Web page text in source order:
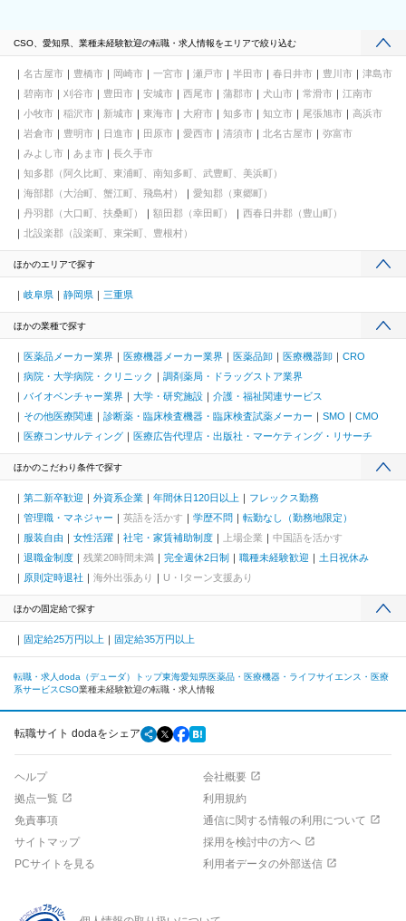
CSO、愛知県、業種未経験歓迎の転職・求人情報をエリアで絞り込む
名古屋市 豊橋市 岡崎市 一宮市 瀬戸市 半田市 春日井市 豊川市
津島市
碧南市
刈谷市 豊田市 安城市 西尾市 蒲郡市 犬山市 常滑市
江南市
小牧市
稲沢市 新城市 東海市 大府市 知多市 知立市 尾張旭市
高浜市
岩倉市
豊明市 日進市 田原市 愛西市 清須市 北名古屋市
弥富市
みよし市
あま市
長久手市
知多郡（阿久比町、東浦町、南知多町、武豊町、美浜町）
海部郡（大治町、蟹江町、飛島村）
愛知郡（東郷町）
丹羽郡（大口町、扶桑町）
額田郡（幸田町）
西春日井郡（豊山町）
北設楽郡（設楽町、東栄町、豊根村）
ほかのエリアで探す
岐阜県 静岡県 三重県
ほかの業種で探す
医薬品メーカー業界 医療機器メーカー業界 医薬品卸 医療機器卸
CRO
病院・大学病院・クリニック
調剤薬局・ドラッグストア業界
バイオベンチャー業界
大学・研究施設
介護・福祉関連サービス
その他医療関連
診断薬・臨床検査機器・臨床検査試薬メーカー SMO
CMO
医療コンサルティング
医療広告代理店・出版社・マーケティング・リサーチ
ほかのこだわり条件で探す
第二新卒歓迎 外資系企業 年間休日120日以上
フレックス勤務
管理職・マネジャー
英語を活かす 学歴不問
転勤なし（勤務地限定）
服装自由
女性活躍 社宅・家賃補助制度 上場企業
中国語を活かす
退職金制度
残業20時間未満 完全週休2日制 職種未経験歓迎
土日祝休み
原則定時退社
海外出張あり U・Iターン支援あり
ほかの固定給で探す
固定給25万円以上 固定給35万円以上
転職・求人doda（デューダ）トップ東海愛知県医薬品・医療機器・ライフサイエンス・医療
系サービスCSO業種未経験歓迎の転職・求人情報
転職サイト dodaをシェア
ヘルプ
会社概要
拠点一覧
利用規約
免責事項
通信に関する情報の利用について
サイトマップ
採用を検討中の方へ
PCサイトを見る
利用者データの外部送信